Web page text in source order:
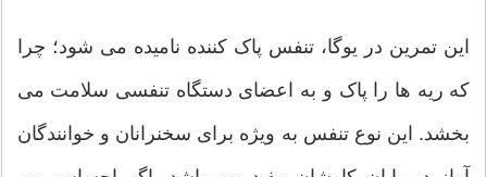
این تمرین در یوگا، تنفس پاک کننده نامیده می شود؛ چرا
که ریه ها را پاک و به اعضای دستگاه تنفسی سلامت می
بخشد. این نوع تنفس به ویژه برای سخنرانان و خوانندگان